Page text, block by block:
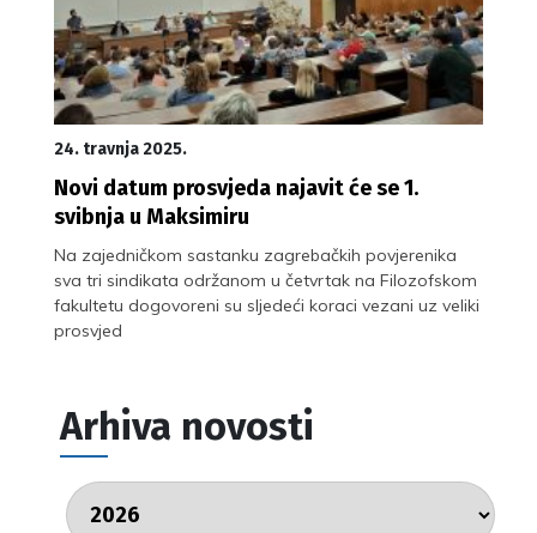
24. travnja 2025.
Novi datum prosvjeda najavit će se 1.
svibnja u Maksimiru
Na zajedničkom sastanku zagrebačkih povjerenika
sva tri sindikata održanom u četvrtak na Filozofskom
fakultetu dogovoreni su sljedeći koraci vezani uz veliki
prosvjed
Arhiva novosti